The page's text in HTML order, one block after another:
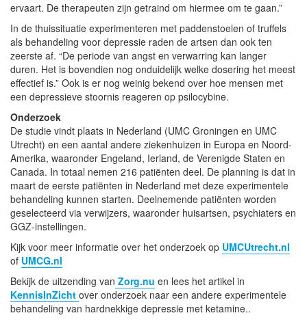
ervaart. De therapeuten zijn getraind om hiermee om te gaan.”
In de thuissituatie experimenteren met paddenstoelen of truffels
als behandeling voor depressie raden de artsen dan ook ten
zeerste af. “De periode van angst en verwarring kan langer
duren. Het is bovendien nog onduidelijk welke dosering het meest
effectief is.” Ook is er nog weinig bekend over hoe mensen met
een depressieve stoornis reageren op psilocybine.
Onderzoek
De studie vindt plaats in Nederland (UMC Groningen en UMC
Utrecht) en een aantal andere ziekenhuizen in Europa en Noord-
Amerika, waaronder Engeland, Ierland, de Verenigde Staten en
Canada. In totaal nemen 216 patiënten deel. De planning is dat in
maart de eerste patiënten in Nederland met deze experimentele
behandeling kunnen starten. Deelnemende patiënten worden
geselecteerd via verwijzers, waaronder huisartsen, psychiaters en
GGZ-instellingen.
Kijk voor meer informatie over het onderzoek op UMCUtrecht.nl
of UMCG.nl
Bekijk de uitzending van Zorg.nu en lees het artikel in
KennisInZicht over onderzoek naar een andere experimentele
behandeling van hardnekkige depressie met ketamine..